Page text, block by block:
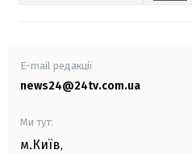
E-mail редакції
news24@24tv.com.ua
Ми тут:
м.Київ,